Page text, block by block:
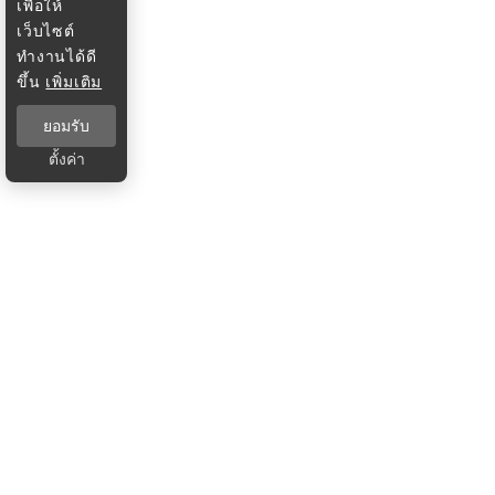
เพื่อให้
เว็บไซต์
ทำงานได้ดี
ขึ้น เพิ่มเติม
ยอมรับ
ตั้งค่า